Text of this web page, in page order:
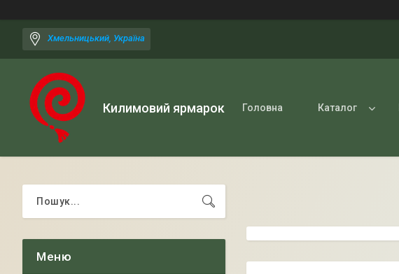
Хмельницький, Україна
Килимовий ярмарок Головна Каталог